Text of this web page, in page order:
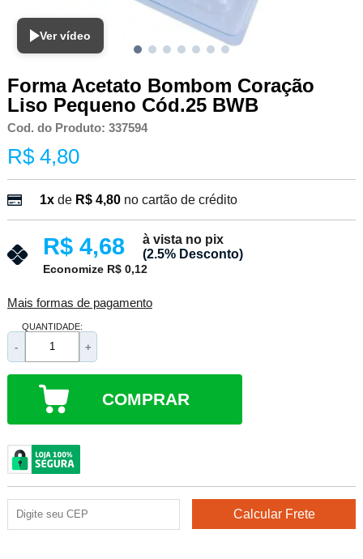
Ver vídeo
Forma Acetato Bombom Coração
Liso Pequeno Cód.25 BWB
Cod. do Produto: 337594
R$ 4,80
1xde R$ 4,80 no cartão de crédito
R$ 4,68
à vista no pix
(2.5% Desconto)
Economize R$ 0,12
Mais formas de pagamento
QUANTIDADE:
- +
COMPRAR